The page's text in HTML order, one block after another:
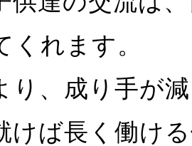
くれます。
り、成り手が
けば長く働け